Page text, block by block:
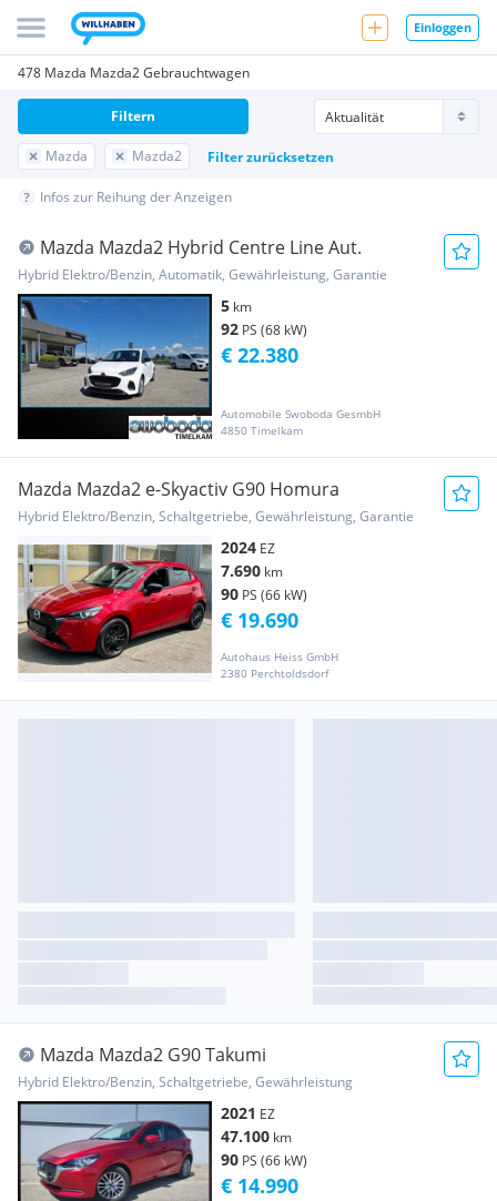
Einloggen
478 Mazda Mazda2 Gebrauchtwagen
Mazda Mazda2 Filter zurücksetzen
Filtern
Infos zur Reihung der Anzeigen
Mazda Mazda2 Hybrid Centre Line Aut.
Hybrid Elektro/Benzin, Automatik, Gewährleistung, Garantie
5 km
92 PS (68 kW)
Automobile Swoboda GesmbH
4850 Timelkam
€ 22.380
Mazda Mazda2 e-Skyactiv G90 Homura
Hybrid Elektro/Benzin, Schaltgetriebe, Gewährleistung, Garantie
2024 EZ
7.690 km
90 PS (66 kW)
Autohaus Heiss GmbH
2380 Perchtoldsdorf
€ 19.690
Mazda Mazda2 G90 Takumi
Hybrid Elektro/Benzin, Schaltgetriebe, Gewährleistung
2021 EZ
47.100 km
90 PS (66 kW)
€ 14.990